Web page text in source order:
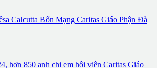
Calcutta Bổn Mạng Caritas Giáo Phận Đà
hơn 850 anh chị em hội viên Caritas Giáo